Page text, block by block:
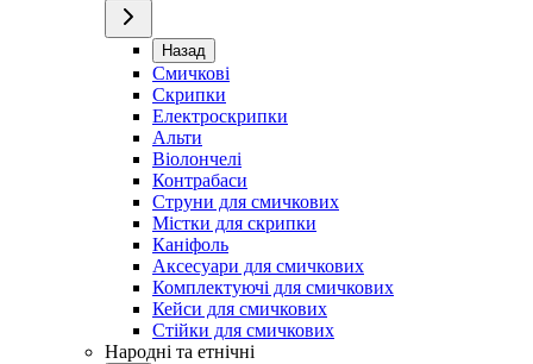
Назад
Смичкові
Скрипки
Електроскрипки
Альти
Віолончелі
Контрабаси
Струни для смичкових
Містки для скрипки
Каніфоль
Аксесуари для смичкових
Комплектуючі для смичкових
Кейси для смичкових
Стійки для смичкових
Народні та етнічні